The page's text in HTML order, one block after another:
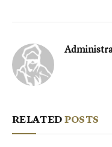
RELATEDPOSTS